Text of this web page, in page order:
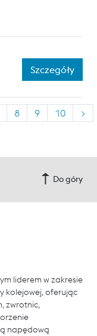
Szczegóły
8 9 10 >
Do góry
liderem w zakresie
kolejowej, oferując
zwrotnic,
napędową